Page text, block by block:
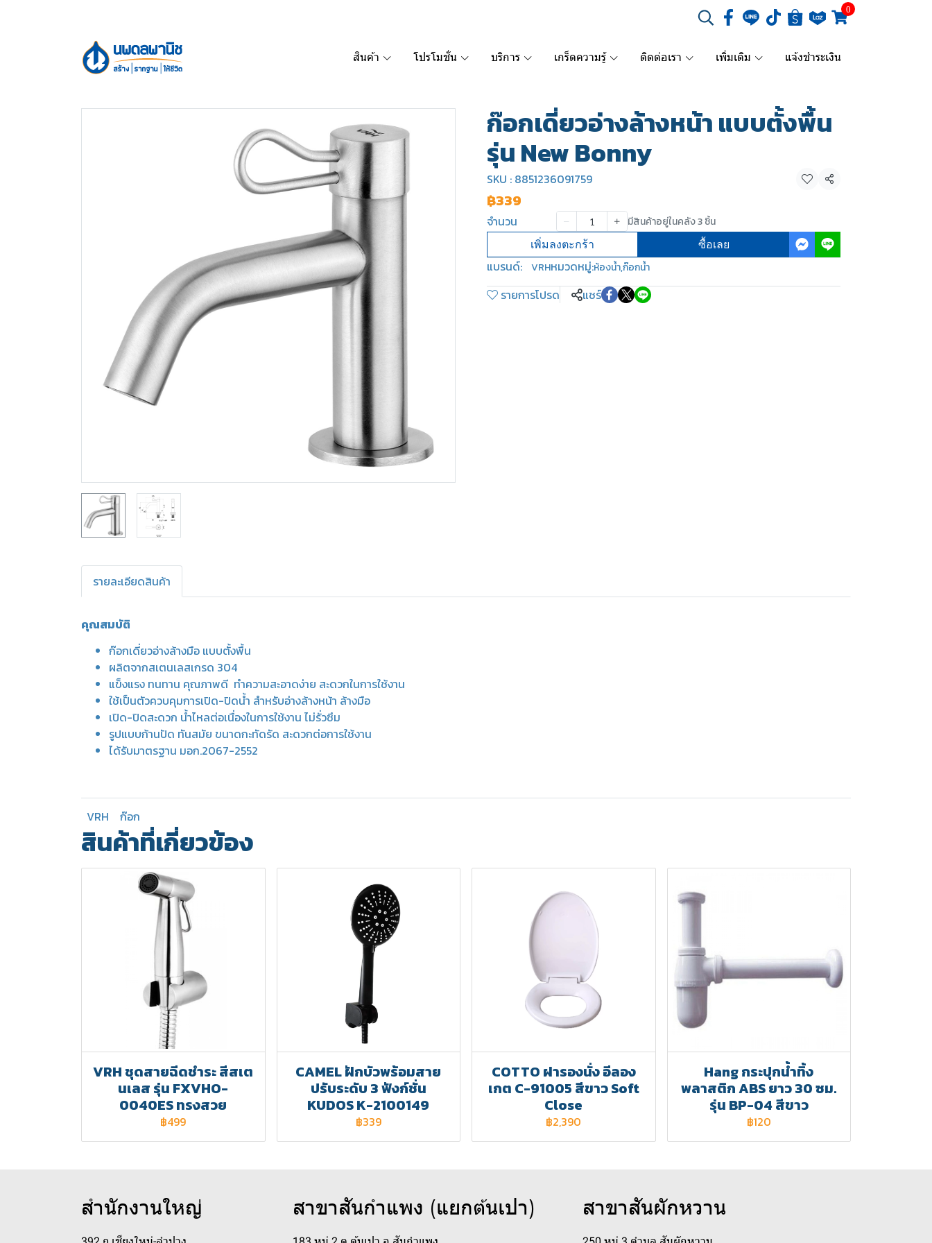
0
สินค้า โปรโมชั่น บริการ เกร็ดความรู้ ติดต่อเรา เพิ่มเติม แจ้งชำระเงิน
ก๊อกเดี่ยวอ่างล้างหน้า แบบตั้งพื้น
รุ่น New Bonny
SKU : 8851236091759 แชร์
฿339
จำนวน มีสินค้าอยู่ในคลัง 3 ชิ้น
เพิ่มลงตะกร้า ซื้อเลย
แบรนด์: VRHหมวดหมู่:ห้องน้ำ,ก๊อกน้ำ
รายการโปรด แชร์
รายละเอียดสินค้า
คุณสมบัติ
ก๊อกเดี่ยวอ่างล้างมือ แบบตั้งพื้น
ผลิตจากสเตนเลสเกรด 304
แข็งแรง ทนทาน คุณภาพดี ทำความสะอาดง่าย สะดวกในการใช้งาน
ใช้เป็นตัวควบคุมการเปิด-ปิดน้ำ สำหรับอ่างล้างหน้า ล้างมือ
เปิด-ปิดสะดวก น้ำไหลต่อเนื่องในการใช้งาน ไม่รั่วซึม
รูปแบบก้านปัด ทันสมัย ขนาดกะทัดรัด สะดวกต่อการใช้งาน
ได้รับมาตรฐาน มอก.2067-2552
VRH ก๊อก
สินค้าที่เกี่ยวข้อง
VRH ชุดสายฉีดชำระ สีสเต
นเลส รุ่น FXVHO-
0040ES ทรงสวย
฿499
CAMEL ฝักบัวพร้อมสาย
ปรับระดับ 3 ฟังก์ชั่น
KUDOS K-2100149
฿339
COTTO ฝารองนั่ง อีลอง
เกต C-91005 สีขาว Soft
Close
฿2,390
Hang กระปุกน้ำทิ้ง
พลาสติก ABS ยาว 30 ซม.
รุ่น BP-04 สีขาว
฿120
สำนักงานใหญ่ สาขาสันกำแพง (แยกต้นเปา) สาขาสันผักหวาน